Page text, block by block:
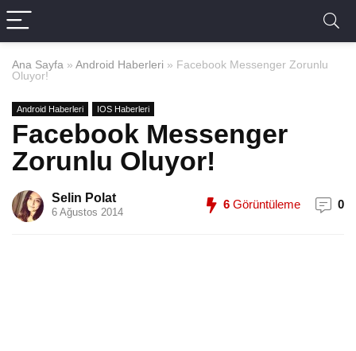
Ana Sayfa » Android Haberleri » Facebook Messenger Zorunlu
Oluyor!
Android Haberleri IOS Haberleri
Facebook Messenger
Zorunlu Oluyor!
Selin Polat
6 Ağustos 2014
6 Görüntüleme 0